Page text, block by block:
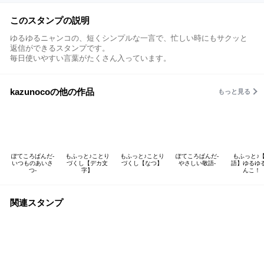
このスタンプの説明
ゆるゆるニャンコの、短くシンプルな一言で、忙しい時にもサクッと
返信ができるスタンプです。
毎日使いやすい言葉がたくさん入っています。
kazunocoの他の作品 もっと見る
ぽてころぱんだ-
いつものあいさ
つ-
もふっと♪ことり
づくし【デカ文
字】
もふっと♪ことり
づくし【なつ】
ぽてころぱんだ-
やさしい敬語-
もふっと♪
語】ゆるゆ
んこ！
関連スタンプ